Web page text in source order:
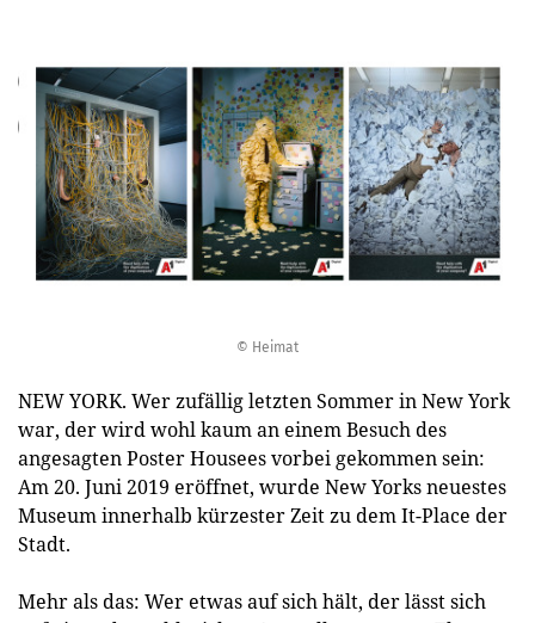
© Heimat
NEW YORK. Wer zufällig letzten Sommer in New York
war, der wird wohl kaum an einem Besuch des
angesagten Poster Housees vorbei gekommen sein:
Am 20. Juni 2019 eröffnet, wurde New Yorks neuestes
Museum innerhalb kürzester Zeit zu dem It-Place der
Stadt.
Mehr als das: Wer etwas auf sich hält, der lässt sich